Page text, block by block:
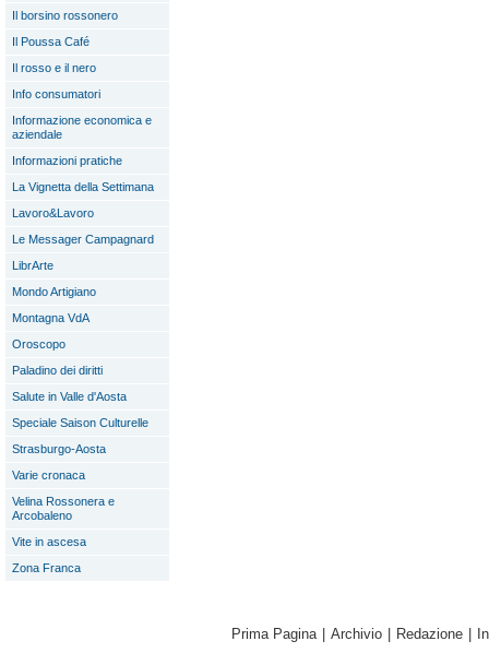
Il borsino rossonero
Il Poussa Café
Il rosso e il nero
Info consumatori
Informazione economica e
aziendale
Informazioni pratiche
La Vignetta della Settimana
Lavoro&Lavoro
Le Messager Campagnard
LibrArte
Mondo Artigiano
Montagna VdA
Oroscopo
Paladino dei diritti
Salute in Valle d'Aosta
Speciale Saison Culturelle
Strasburgo-Aosta
Varie cronaca
Velina Rossonera e
Arcobaleno
Vite in ascesa
Zona Franca
Prima Pagina Archivio Redazione